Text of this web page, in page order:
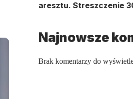
aresztu. Streszczenie
Najnowsze
Brak komentarzy do